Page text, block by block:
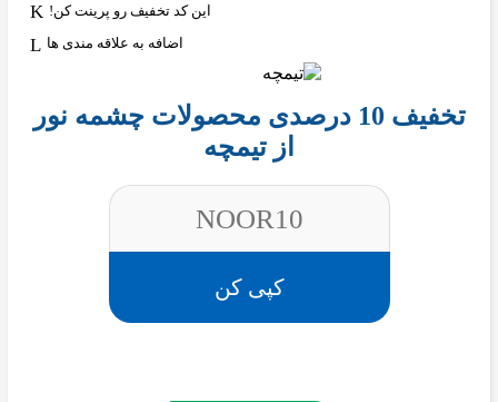
این کد تخفیف رو پرینت کن!
اضافه به علاقه مندی ها
تخفیف 10 درصدی محصولات چشمه نور
از تیمچه
NOOR10
کپی کن